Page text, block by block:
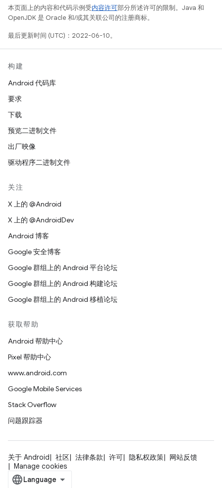
本页面上的内容和代码示例受内容许可部分所述许可的限制。Java 和
OpenJDK 是 Oracle 和/或其关联公司的注册商标。
最后更新时间 (UTC)：2022-06-10。
构建
Android 代码库
要求
下载
预览二进制文件
出厂映像
驱动程序二进制文件
关注
X 上的 @Android
X 上的 @AndroidDev
Android 博客
Google 安全博客
Google 群组上的 Android 平台论坛
Google 群组上的 Android 构建论坛
Google 群组上的 Android 移植论坛
获取帮助
Android 帮助中心
Pixel 帮助中心
www.android.com
Google Mobile Services
Stack Overflow
问题跟踪器
关于 Android 社区 法律条款 许可 隐私权政策
网站反馈
Manage cookies